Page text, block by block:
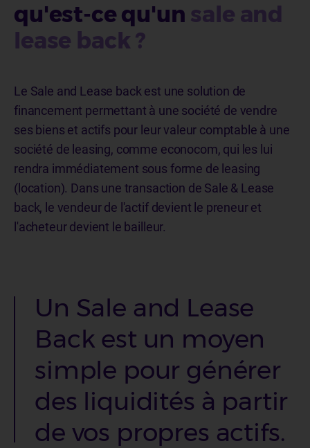
qu'est-ce qu'un sale and
lease back ?
Le Sale and Lease back est une solution de
financement permettant à une société de vendre
ses biens et actifs pour leur valeur comptable à une
société de leasing, comme econocom, qui les lui
rendra immédiatement sous forme de leasing
(location). Dans une transaction de Sale & Lease
back, le vendeur de l'actif devient le preneur et
l'acheteur devient le bailleur.
Un Sale and Lease
Back est un moyen
simple pour générer
des liquidités à partir
de vos propres actifs.